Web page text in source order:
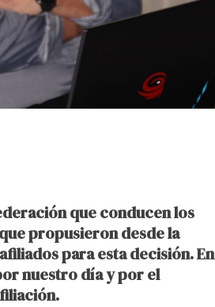
que conducen los
propusieron desde la
para esta decisión. En
nuestro día y por el